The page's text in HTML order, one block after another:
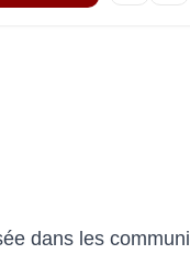
dans les